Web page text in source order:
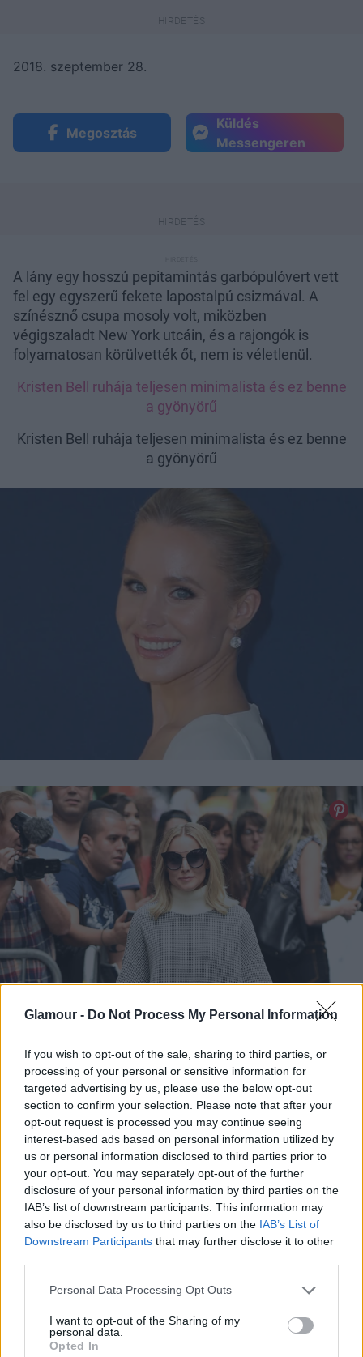
Glamour - Do Not Process My Personal Information
If you wish to opt-out of the sale, sharing to third parties, or
processing of your personal or sensitive information for
targeted advertising by us, please use the below opt-out
section to confirm your selection. Please note that after your
opt-out request is processed you may continue seeing
interest-based ads based on personal information utilized by
us or personal information disclosed to third parties prior to
your opt-out. You may separately opt-out of the further
disclosure of your personal information by third parties on the
IAB’s list of downstream participants. This information may
also be disclosed by us to third parties on the IAB’s List of
Downstream Participants that may further disclose it to other
Please note that this website/app uses one or more Google
not limited to your visit or usage behaviour. You may click to
grant or deny consent to Google and its third-party tags to
use your data for below specified purposes in below Google
Personal Data Processing Opt Outs
I want to opt-out of the Sharing of my
personal data.
Opted In
2018. szeptember 28.
Megosztás
Küldés
Messengeren
A lány egy hosszú pepitamintás garbópulóvert vett
fel egy egyszerű fekete lapostalpú csizmával. A
színésznő csupa mosoly volt, miközben
végigszaladt New York utcáin, és a rajongók is
folyamatosan körülvették őt, nem is véletlenül.
Kristen Bell ruhája teljesen minimalista és ez benne
a gyönyörű
Kristen Bell ruhája teljesen minimalista és ez benne
a gyönyörű
Kristen Bell